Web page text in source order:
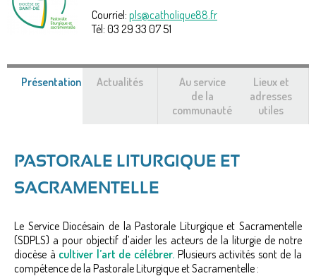
ici
Courriel: pls@catholique88.fr
Tél: 03 29 33 07 51
Présentation (onglet
Actualités
Au service
de la
communauté
Lieux et
adresses
utiles
PASTORALE LITURGIQUE ET
SACRAMENTELLE
Le Service Diocésain de la Pastorale Liturgique et Sacramentelle
(SDPLS) a pour objectif d’aider les acteurs de la liturgie de notre
diocèse à cultiver l’art de célébrer. Plusieurs activités sont de la
compétence de la Pastorale Liturgique et Sacramentelle :